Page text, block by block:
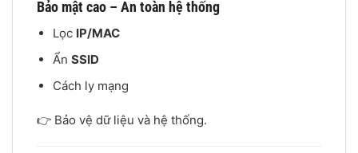
Bảo mật cao – An toàn hệ thống
Lọc IP/MAC
Ẩn SSID
Cách ly mạng
👉 Bảo vệ dữ liệu và hệ thống.